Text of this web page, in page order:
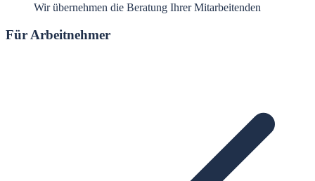
Wir übernehmen die Beratung Ihrer Mitarbeitenden
Für Arbeitnehmer